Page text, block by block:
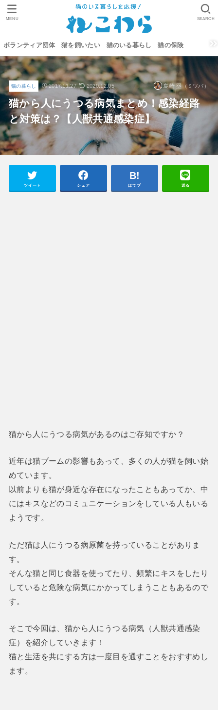
ボランティア団体 猫を飼いたい 猫のいる暮らし 猫の保険
SEARCH
MENU
猫の暮らし 2017.11.27 2020.12.05 島崎 塁（ミツバ）
猫から人にうつる病気まとめ！感染経路
と対策は？【人獣共通感染症】
ツイート シェア はてブ 送る
猫から人にうつる病気があるのはご存知ですか？
近年は猫ブームの影響もあって、多くの人が猫を飼い始
めています。
以前よりも猫が身近な存在になったこともあってか、中
にはキスなどのコミュニケーションをしている人もいる
ようです。
ただ猫は人にうつる病原菌を持っていることがありま
す。
そんな猫と同じ食器を使ってたり、頻繁にキスをしたり
していると危険な病気にかかってしまうこともあるので
す。
そこで今回は、猫から人にうつる病気（人獣共通感染
症）を紹介していきます！
猫と生活を共にする方は一度目を通すことをおすすめし
ます。